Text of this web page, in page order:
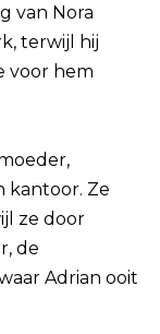
van Nora
terwijl hij
voor hem
kantoor. Ze
ze door
de
Adrian ooit